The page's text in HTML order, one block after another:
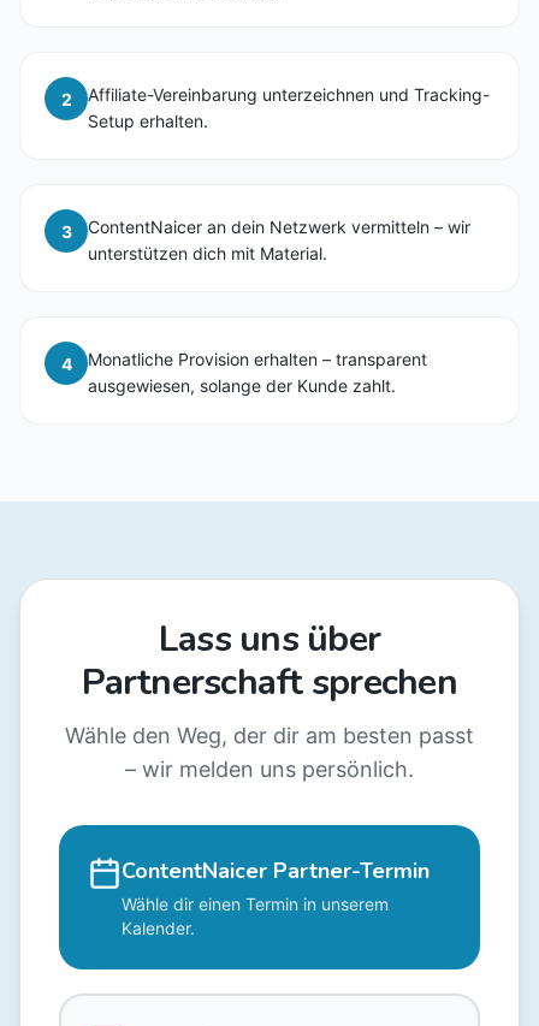
2
Affiliate-Vereinbarung unterzeichnen und Tracking-
Setup erhalten.
3
ContentNaicer an dein Netzwerk vermitteln – wir
unterstützen dich mit Material.
4
Monatliche Provision erhalten – transparent
ausgewiesen, solange der Kunde zahlt.
Lass uns über
Partnerschaft sprechen
Wähle den Weg, der dir am besten passt
– wir melden uns persönlich.
ContentNaicer Partner-Termin
Wähle dir einen Termin in unserem
Kalender.